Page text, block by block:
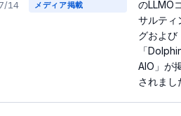
14 メディア掲載
のLLMO
サルティ
グおよび
「
AIO」が
されまし